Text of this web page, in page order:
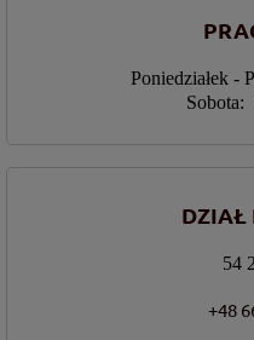
Poniedziałek -
Sobota:
DZIAŁ
54
+48